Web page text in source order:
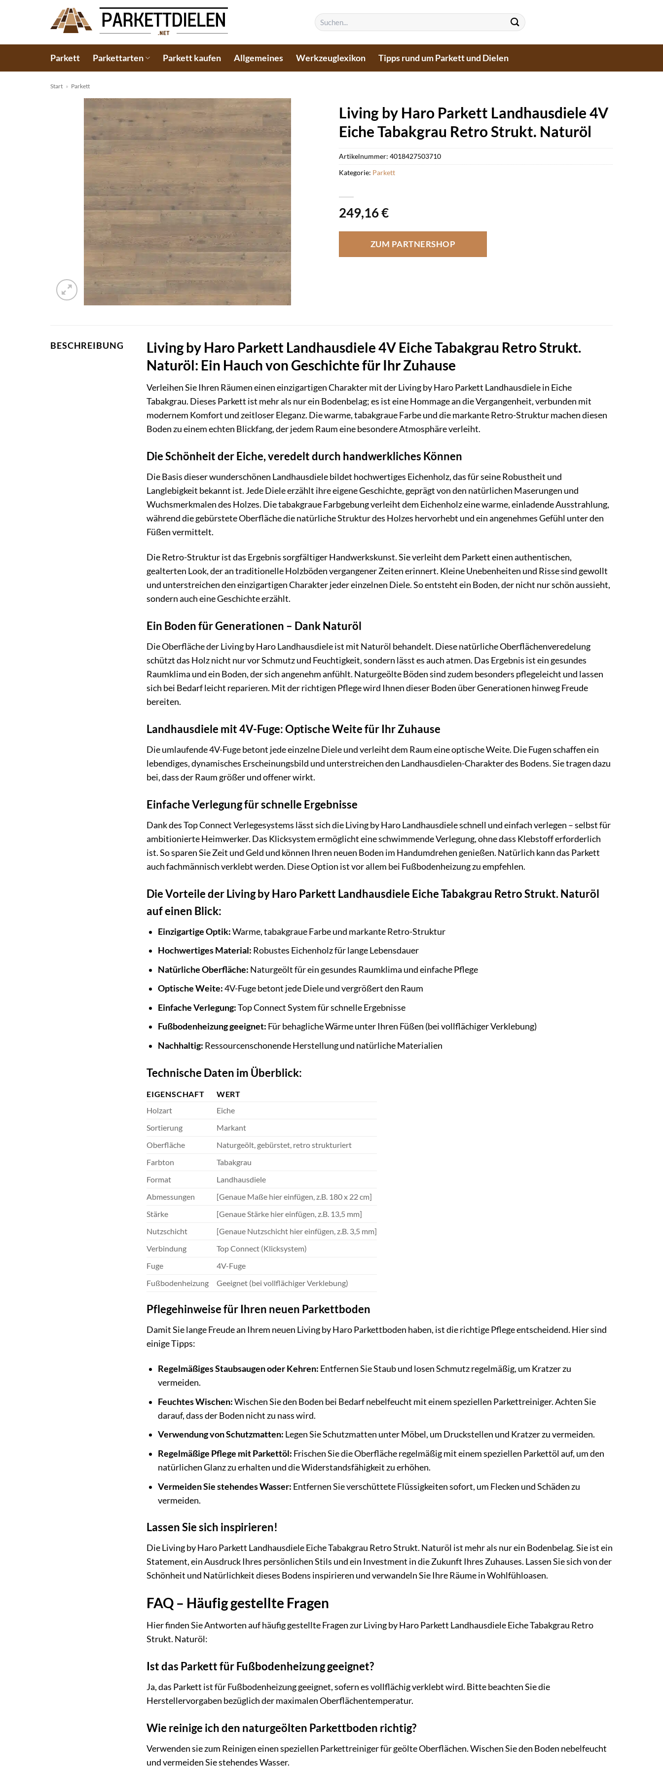
Suchen
nach:
Parkett Parkettarten Parkett kaufen Allgemeines Werkzeuglexikon Tipps rund um Parkett und Dielen
Start » Parkett
Living by Haro Parkett Landhausdiele 4V
Eiche Tabakgrau Retro Strukt. Naturöl
249,16€
ZUM PARTNERSHOP
Artikelnummer: 4018427503710
Kategorie: Parkett
BESCHREIBUNG
Living by Haro Parkett Landhausdiele 4V Eiche Tabakgrau Retro Strukt.
Naturöl: Ein Hauch von Geschichte für Ihr Zuhause
Verleihen Sie Ihren Räumen einen einzigartigen Charakter mit der Living by Haro Parkett Landhausdiele in Eiche
Tabakgrau. Dieses Parkett ist mehr als nur ein Bodenbelag; es ist eine Hommage an die Vergangenheit, verbunden mit
modernem Komfort und zeitloser Eleganz. Die warme, tabakgraue Farbe und die markante Retro-Struktur machen diesen
Boden zu einem echten Blickfang, der jedem Raum eine besondere Atmosphäre verleiht.
Die Schönheit der Eiche, veredelt durch handwerkliches Können
Die Basis dieser wunderschönen Landhausdiele bildet hochwertiges Eichenholz, das für seine Robustheit und
Langlebigkeit bekannt ist. Jede Diele erzählt ihre eigene Geschichte, geprägt von den natürlichen Maserungen und
Wuchsmerkmalen des Holzes. Die tabakgraue Farbgebung verleiht dem Eichenholz eine warme, einladende Ausstrahlung,
während die gebürstete Oberfläche die natürliche Struktur des Holzes hervorhebt und ein angenehmes Gefühl unter den
Füßen vermittelt.
Die Retro-Struktur ist das Ergebnis sorgfältiger Handwerkskunst. Sie verleiht dem Parkett einen authentischen,
gealterten Look, der an traditionelle Holzböden vergangener Zeiten erinnert. Kleine Unebenheiten und Risse sind gewollt
und unterstreichen den einzigartigen Charakter jeder einzelnen Diele. So entsteht ein Boden, der nicht nur schön aussieht,
sondern auch eine Geschichte erzählt.
Ein Boden für Generationen – Dank Naturöl
Die Oberfläche der Living by Haro Landhausdiele ist mit Naturöl behandelt. Diese natürliche Oberflächenveredelung
schützt das Holz nicht nur vor Schmutz und Feuchtigkeit, sondern lässt es auch atmen. Das Ergebnis ist ein gesundes
Raumklima und ein Boden, der sich angenehm anfühlt. Naturgeölte Böden sind zudem besonders pflegeleicht und lassen
sich bei Bedarf leicht reparieren. Mit der richtigen Pflege wird Ihnen dieser Boden über Generationen hinweg Freude
bereiten.
Landhausdiele mit 4V-Fuge: Optische Weite für Ihr Zuhause
Die umlaufende 4V-Fuge betont jede einzelne Diele und verleiht dem Raum eine optische Weite. Die Fugen schaffen ein
lebendiges, dynamisches Erscheinungsbild und unterstreichen den Landhausdielen-Charakter des Bodens. Sie tragen dazu
bei, dass der Raum größer und offener wirkt.
Einfache Verlegung für schnelle Ergebnisse
Dank des Top Connect Verlegesystems lässt sich die Living by Haro Landhausdiele schnell und einfach verlegen – selbst für
ambitionierte Heimwerker. Das Klicksystem ermöglicht eine schwimmende Verlegung, ohne dass Klebstoff erforderlich
ist. So sparen Sie Zeit und Geld und können Ihren neuen Boden im Handumdrehen genießen. Natürlich kann das Parkett
auch fachmännisch verklebt werden. Diese Option ist vor allem bei Fußbodenheizung zu empfehlen.
Die Vorteile der Living by Haro Parkett Landhausdiele Eiche Tabakgrau Retro Strukt. Naturöl
auf einen Blick:
Einzigartige Optik:Warme, tabakgraue Farbe und markante Retro-Struktur
Hochwertiges Material: Robustes Eichenholz für lange Lebensdauer
Natürliche Oberfläche: Naturgeölt für ein gesundes Raumklima und einfache Pflege
Optische Weite:4V-Fuge betont jede Diele und vergrößert den Raum
Einfache Verlegung:Top Connect System für schnelle Ergebnisse
Fußbodenheizung geeignet: Für behagliche Wärme unter Ihren Füßen (bei vollflächiger Verklebung)
Nachhaltig: Ressourcenschonende Herstellung und natürliche Materialien
Technische Daten im Überblick:
EIGENSCHAFT
WERT
Holzart
Eiche
Sortierung
Markant
Oberfläche
Naturgeölt, gebürstet, retro strukturiert
Farbton
Tabakgrau
Format
Landhausdiele
Abmessungen
[Genaue Maße hier einfügen, z.B. 180 x 22 cm]
Stärke
[Genaue Stärke hier einfügen, z.B. 13,5 mm]
Nutzschicht
[Genaue Nutzschicht hier einfügen, z.B. 3,5 mm]
Verbindung
Top Connect (Klicksystem)
Fuge
4V-Fuge
Fußbodenheizung
Geeignet (bei vollflächiger Verklebung)
Pflegehinweise für Ihren neuen Parkettboden
Damit Sie lange Freude an Ihrem neuen Living by Haro Parkettboden haben, ist die richtige Pflege entscheidend. Hier sind
einige Tipps:
Regelmäßiges Staubsaugen oder Kehren: Entfernen Sie Staub und losen Schmutz regelmäßig, um Kratzer zu
vermeiden.
Feuchtes Wischen:Wischen Sie den Boden bei Bedarf nebelfeucht mit einem speziellen Parkettreiniger. Achten Sie
darauf, dass der Boden nicht zu nass wird.
Verwendung von Schutzmatten: Legen Sie Schutzmatten unter Möbel, um Druckstellen und Kratzer zu vermeiden.
Regelmäßige Pflege mit Parkettöl: Frischen Sie die Oberfläche regelmäßig mit einem speziellen Parkettöl auf, um den
natürlichen Glanz zu erhalten und die Widerstandsfähigkeit zu erhöhen.
Vermeiden Sie stehendes Wasser: Entfernen Sie verschüttete Flüssigkeiten sofort, um Flecken und Schäden zu
vermeiden.
Lassen Sie sich inspirieren!
Die Living by Haro Parkett Landhausdiele Eiche Tabakgrau Retro Strukt. Naturöl ist mehr als nur ein Bodenbelag. Sie ist ein
Statement, ein Ausdruck Ihres persönlichen Stils und ein Investment in die Zukunft Ihres Zuhauses. Lassen Sie sich von der
Schönheit und Natürlichkeit dieses Bodens inspirieren und verwandeln Sie Ihre Räume in Wohlfühloasen.
FAQ – Häufig gestellte Fragen
Hier finden Sie Antworten auf häufig gestellte Fragen zur Living by Haro Parkett Landhausdiele Eiche Tabakgrau Retro
Strukt. Naturöl:
Ist das Parkett für Fußbodenheizung geeignet?
Ja, das Parkett ist für Fußbodenheizung geeignet, sofern es vollflächig verklebt wird. Bitte beachten Sie die
Herstellervorgaben bezüglich der maximalen Oberflächentemperatur.
Wie reinige ich den naturgeölten Parkettboden richtig?
Verwenden sie zum Reinigen einen speziellen Parkettreiniger für geölte Oberflächen. Wischen Sie den Boden nebelfeucht
und vermeiden Sie stehendes Wasser.